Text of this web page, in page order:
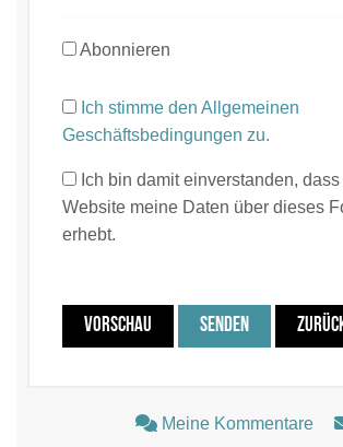
Abonnieren
Ich stimme den Allgemeinen
Geschäftsbedingungen zu.
Ich bin damit einverstanden,
Website meine Daten über dieses
erhebt.
VORSCHAU SENDEN
Meine Kommentare